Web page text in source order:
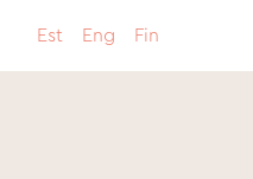
Est Eng Fin